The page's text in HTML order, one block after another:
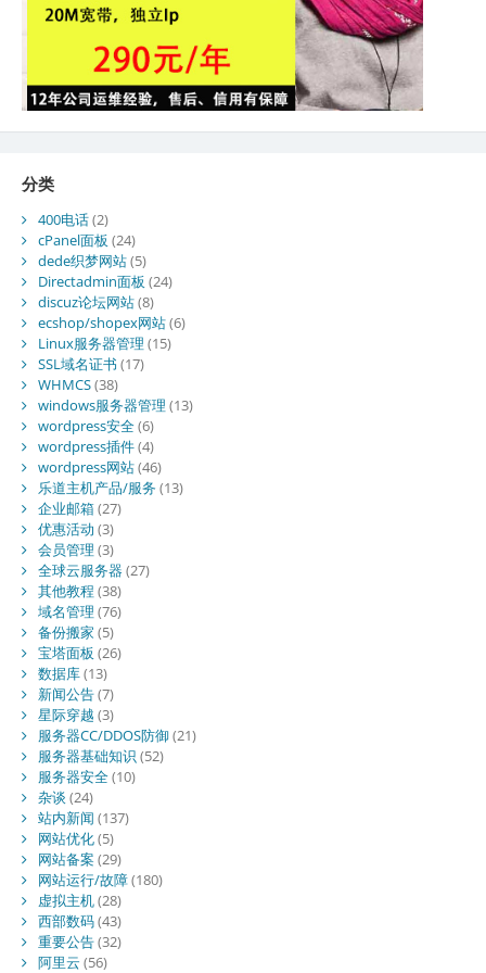
分类
400电话(2)
cPanel面板 (24)
dede织梦网站(5)
Directadmin面板 (24)
discuz论坛网站(8)
ecshop/shopex网站(6)
Linux服务器管理 (15)
SSL域名证书 (17)
WHMCS(38)
windows服务器管理 (13)
wordpress安全(6)
wordpress插件(4)
wordpress网站(46)
乐道主机产品/服务(13)
企业邮箱(27)
优惠活动 (3)
会员管理 (3)
全球云服务器 (27)
其他教程 (38)
域名管理 (76)
备份搬家 (5)
宝塔面板 (26)
数据库(13)
新闻公告(7)
星际穿越 (3)
服务器CC/DDOS防御(21)
服务器基础知识 (52)
服务器安全(10)
杂谈 (24)
站内新闻 (137)
网站优化(5)
网站备案 (29)
网站运行/故障(180)
虚拟主机(28)
西部数码(43)
重要公告(32)
阿里云 (56)